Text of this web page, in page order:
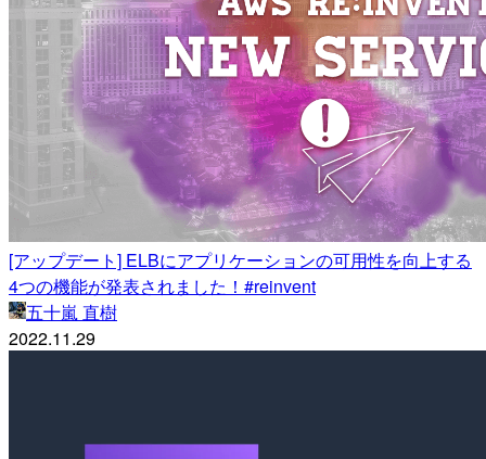
[アップデート] ELBにアプリケーションの可用性を向上する
4つの機能が発表されました！#reinvent
五十嵐 直樹
2022.11.29